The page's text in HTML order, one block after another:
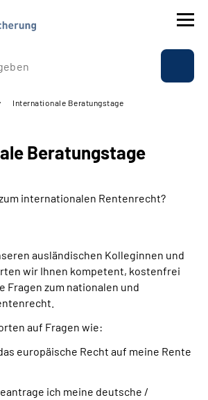
Internationale Beratungstage
Beratungstage
internationalen Rentenrecht?
ausländischen Kolleginnen und
wir Ihnen kompetent, kostenfrei
Fragen zum nationalen und
auf Fragen wie:
europäische Recht auf meine Rente
ich meine deutsche /